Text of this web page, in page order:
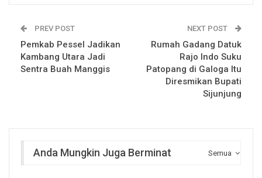
PREV POST
Pemkab Pessel Jadikan
Kambang Utara Jadi
Sentra Buah Manggis
NEXT POST
Rumah Gadang Datuk
Rajo Indo Suku
Patopang di Galoga Itu
Diresmikan Bupati
Sijunjung
Semua
Anda Mungkin Juga Berminat